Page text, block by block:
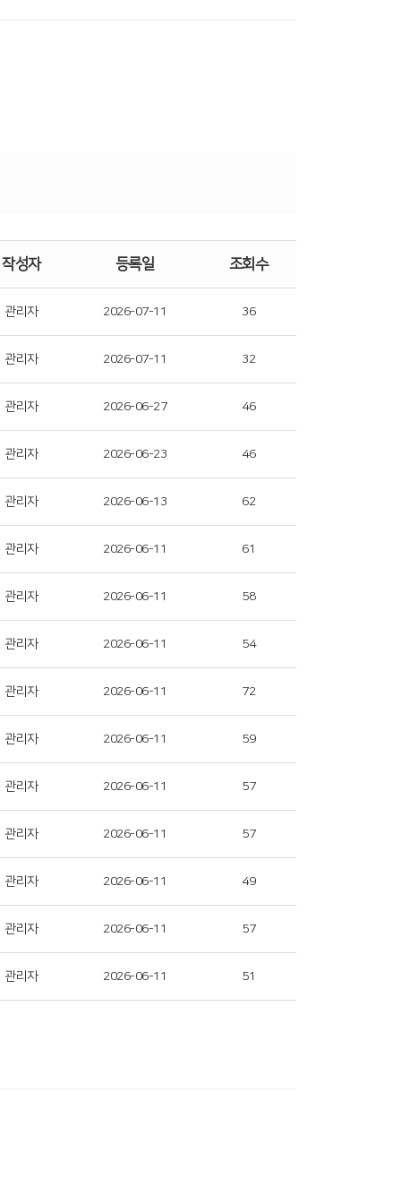
작성자 등록일 조회수
관리자 2026-07-11 36
관리자 2026-07-11 32
관리자 2026-06-27 46
관리자 2026-06-23 46
관리자 2026-06-13 62
관리자 2026-06-11 61
관리자 2026-06-11 58
관리자 2026-06-11 54
관리자 2026-06-11 72
관리자 2026-06-11 59
관리자 2026-06-11 57
관리자 2026-06-11 57
관리자 2026-06-11 49
관리자 2026-06-11 57
관리자 2026-06-11 51